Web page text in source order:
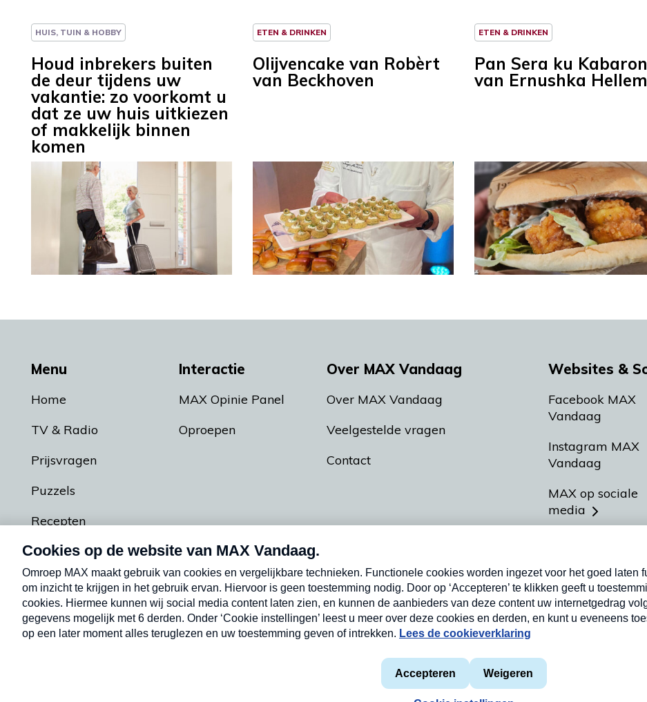
HUIS, TUIN & HOBBY
Houd inbrekers buiten
de deur tijdens uw
vakantie: zo voorkomt u
dat ze uw huis uitkiezen
of makkelijk binnen
komen
ETEN & DRINKEN
Olijvencake van Robèrt
van Beckhoven
ETEN & DRINKEN
Pan Sera ku Kabaron
van Ernushka
Menu
Home
TV & Radio
Prijsvragen
Puzzels
Recepten
Podcasts
Interactie
MAX Opinie Panel
Oproepen
Over MAX Vandaag
Over MAX Vandaag
Veelgestelde vragen
Contact
Websites &
Facebook MAX
Vandaag
Instagram MAX
Vandaag
MAX op sociale
media
Meldpunt
Heel Holland
Privacyverklaring
Cookieverklaring